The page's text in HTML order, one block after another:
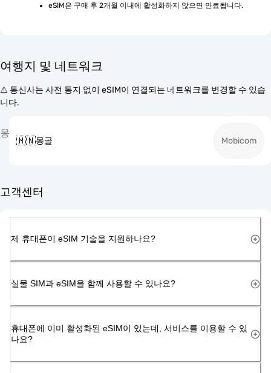
eSIM은 구매 후 2개월 이내에 활성화하지 않으면 만료됩니다.
여행지 및 네트워크
⚠️ 통신사는 사전 통지 없이 eSIM이 연결되는 네트워크를 변경할 수 있습
니다.
몽
🇲🇳몽골 Mobicom
고객센터
제 휴대폰이 eSIM 기술을 지원하나요?
실물 SIM과 eSIM을 함께 사용할 수 있나요?
휴대폰에 이미 활성화된 eSIM이 있는데, 서비스를 이용할 수 있
나요?